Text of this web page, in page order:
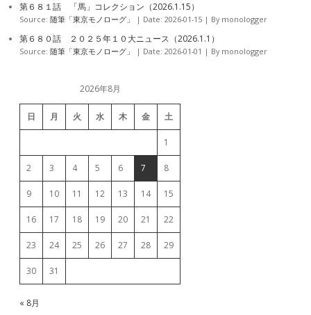
第６８１話 「馬」コレクション（2026.1.15）
Source: 随筆「東京モノローグ」 Date: 2026-01-15 By monologger
第６８０話 ２０２５年１０大ニュース（2026.1.1）
Source: 随筆「東京モノローグ」 Date: 2026-01-01 By monologger
2026年8月
日 月 火 水 木 金 土
1
2 3 4 5 6 7 8
9 10 11 12 13 14 15
16 17 18 19 20 21 22
23 24 25 26 27 28 29
30 31
« 8月